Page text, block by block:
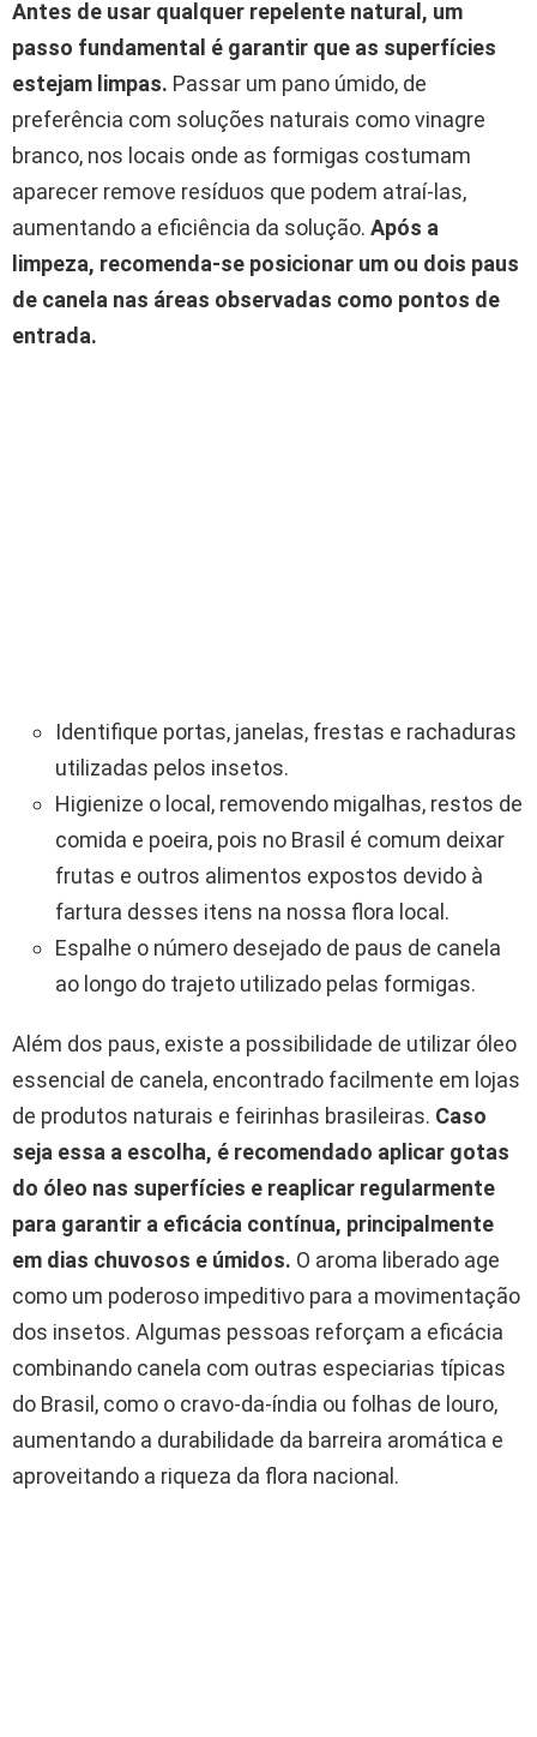
Antes de usar qualquer repelente natural, um
passo fundamental é garantir que as superfícies
estejam limpas. Passar um pano úmido, de
preferência com soluções naturais como vinagre
branco, nos locais onde as formigas costumam
aparecer remove resíduos que podem atraí-las,
aumentando a eficiência da solução. Após a
limpeza, recomenda-se posicionar um ou dois paus
de canela nas áreas observadas como pontos de
entrada.
Identifique portas, janelas, frestas e rachaduras
utilizadas pelos insetos.
Higienize o local, removendo migalhas, restos de
comida e poeira, pois no Brasil é comum deixar
frutas e outros alimentos expostos devido à
fartura desses itens na nossa flora local.
Espalhe o número desejado de paus de canela
ao longo do trajeto utilizado pelas formigas.
Além dos paus, existe a possibilidade de utilizar óleo
essencial de canela, encontrado facilmente em lojas
de produtos naturais e feirinhas brasileiras. Caso
seja essa a escolha, é recomendado aplicar gotas
do óleo nas superfícies e reaplicar regularmente
para garantir a eficácia contínua, principalmente
em dias chuvosos e úmidos. O aroma liberado age
como um poderoso impeditivo para a movimentação
dos insetos. Algumas pessoas reforçam a eficácia
combinando canela com outras especiarias típicas
do Brasil, como o cravo-da-índia ou folhas de louro,
aumentando a durabilidade da barreira aromática e
aproveitando a riqueza da flora nacional.